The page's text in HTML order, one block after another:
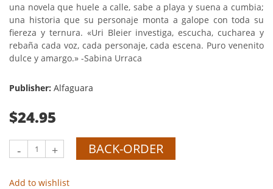
una novela que huele a calle, sabe a playa y suena a cumbia;
una historia que su personaje monta a galope con toda su
fiereza y ternura. «Uri Bleier investiga, escucha, cucharea y
rebaña cada voz, cada personaje, cada escena. Puro venenito
dulce y amargo.» -Sabina Urraca
Publisher: Alfaguara
$24.95
- + BACK-ORDER
Add to wishlist